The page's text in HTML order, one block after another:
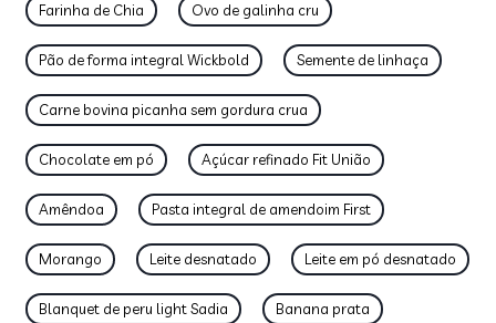
Farinha de Chia Ovo de galinha cru
Pão de forma integral Wickbold Semente de linhaça
Carne bovina picanha sem gordura crua
Chocolate em pó Açúcar refinado Fit União
Amêndoa Pasta integral de amendoim First
Morango Leite desnatado Leite em pó desnatado
Blanquet de peru light Sadia Banana prata